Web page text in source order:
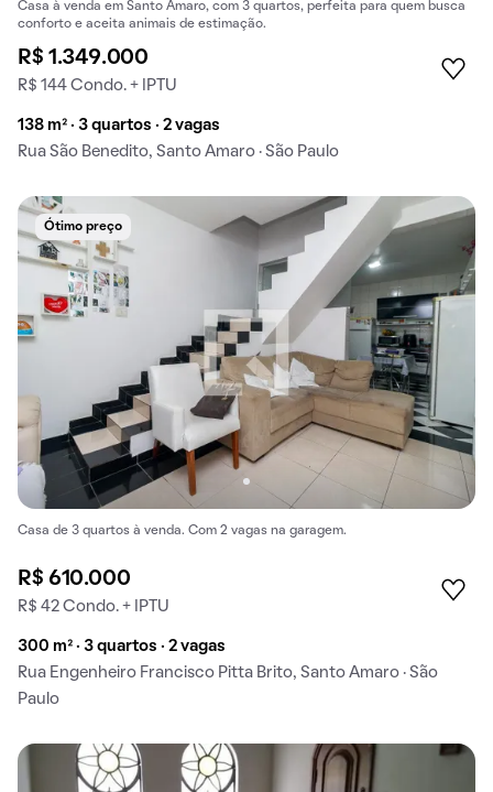
Casa à venda em Santo Amaro, com 3 quartos, perfeita para quem busca
conforto e aceita animais de estimação.
R$ 1.349.000
R$ 144 Condo. + IPTU
138 m² · 3 quartos · 2 vagas
Rua São Benedito, Santo Amaro · São Paulo
Ótimo preço
Casa de 3 quartos à venda. Com 2 vagas na garagem.
R$ 610.000
R$ 42 Condo. + IPTU
300 m² · 3 quartos · 2 vagas
Rua Engenheiro Francisco Pitta Brito, Santo Amaro · São
Paulo